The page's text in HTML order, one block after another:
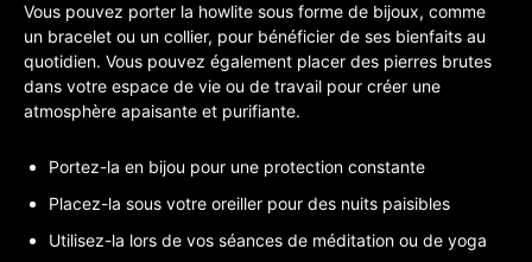
Vous pouvez porter la howlite sous forme de bijoux, comme
un bracelet ou un collier, pour bénéficier de ses bienfaits au
quotidien. Vous pouvez également placer des pierres brutes
dans votre espace de vie ou de travail pour créer une
atmosphère apaisante et purifiante.
Portez-la en bijou pour une protection constante
Placez-la sous votre oreiller pour des nuits paisibles
Utilisez-la lors de vos séances de méditation ou de yoga